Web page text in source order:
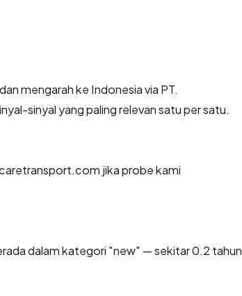
mengarah ke Indonesia via PT.
sinyal yang paling relevan satu per satu.
jika probe kami
dalam kategori "new" — sekitar 0.2 tahun